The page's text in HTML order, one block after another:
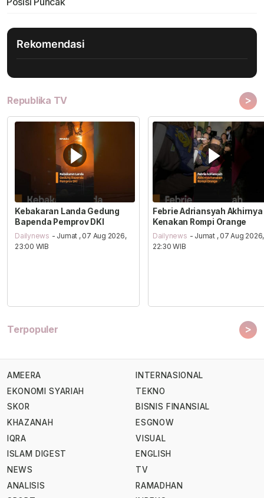
Rekomendasi
Republika TV >
Kebakaran Landa Gedung
Bapenda Pemprov DKI
Dailynews - Jumat , 07 Aug 2026,
23:00 WIB
Febrie Adriansyah Akhirnya
Kenakan Rompi Orange
Dailynews - Jumat , 07 Aug 2026,
22:30 WIB
Terpopuler >
AMEERA
EKONOMI SYARIAH
SKOR
KHAZANAH
IQRA
ISLAM DIGEST
NEWS
ANALISIS
INTERNASIONAL
TEKNO
BISNIS FINANSIAL
ESGNOW
VISUAL
ENGLISH
TV
RAMADHAN